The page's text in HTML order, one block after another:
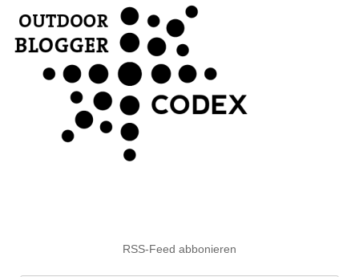
RSS-Feed abbonieren